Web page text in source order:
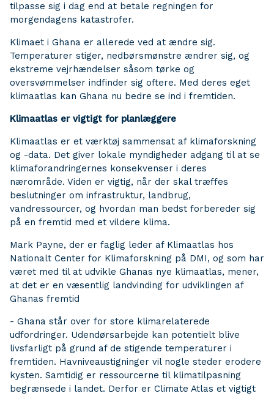
tilpasse sig i dag end at betale regningen for
morgendagens katastrofer.
Klimaet i Ghana er allerede ved at ændre sig.
Temperaturer stiger, nedbørsmønstre ændrer sig, og
ekstreme vejrhændelser såsom tørke og
oversvømmelser indfinder sig oftere. Med deres eget
klimaatlas kan Ghana nu bedre se ind i fremtiden.
Klimaatlas er vigtigt for planlæggere
Klimaatlas er et værktøj sammensat af klimaforskning
og -data. Det giver lokale myndigheder adgang til at se
klimaforandringernes konsekvenser i deres
nærområde. Viden er vigtig, når der skal træffes
beslutninger om infrastruktur, landbrug,
vandressourcer, og hvordan man bedst forbereder sig
på en fremtid med et vildere klima.
Mark Payne, der er faglig leder af Klimaatlas hos
Nationalt Center for Klimaforskning på DMI, og som har
været med til at udvikle Ghanas nye klimaatlas, mener,
at det er en væsentlig landvinding for udviklingen af
Ghanas fremtid
- Ghana står over for store klimarelaterede
udfordringer. Udendørsarbejde kan potentielt blive
livsfarligt på grund af de stigende temperaturer i
fremtiden. Havniveaustigninger vil nogle steder erodere
kysten. Samtidig er ressourcerne til klimatilpasning
begrænsede i landet. Derfor er Climate Atlas et vigtigt